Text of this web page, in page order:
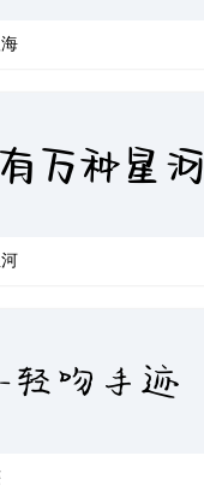
万种星河
轻吻手迹